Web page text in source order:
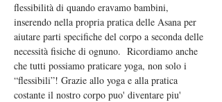
flessibilità di quando eravamo bambini,
inserendo nella propria pratica delle Asana per
aiutare parti specifiche del corpo a seconda delle
necessità fisiche di ognuno.  Ricordiamo anche
che tutti possiamo praticare yoga, non solo i
“flessibili”! Grazie allo yoga e alla pratica
costante il nostro corpo puo' diventare piu'